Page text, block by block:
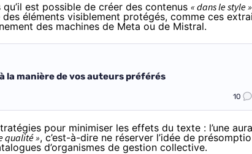
est possible de créer des contenus « dans le style »
éléments visiblement protégés, comme ces
des machines de Meta ou de Mistral.
la manière de vos auteurs préférés
10
pour minimiser les effets du texte : l’une
qualité », c’est-à-dire ne réserver l’idée de
d’organismes de gestion collective.